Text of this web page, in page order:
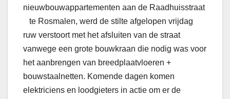
nieuwbouwappartementen aan de Raadhuisstraat
te Rosmalen, werd de stilte afgelopen vrijdag
ruw verstoort met het afsluiten van de straat
vanwege een grote bouwkraan die nodig was voor
het aanbrengen van breedplaatvloeren +
bouwstaalnetten. Komende dagen komen
elektriciens en loodgieters in actie om er de